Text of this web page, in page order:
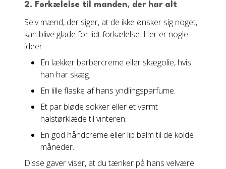
2. Forkælelse til manden, der har alt
Selv mænd, der siger, at de ikke ønsker sig noget,
kan blive glade for lidt forkælelse. Her er nogle
ideer:
En lækker barbercreme eller skægolie, hvis
han har skæg.
En lille flaske af hans yndlingsparfume.
Et par bløde sokker eller et varmt
halstørklæde til vinteren.
En god håndcreme eller lip balm til de kolde
måneder.
Disse gaver viser, at du tænker på hans velvære